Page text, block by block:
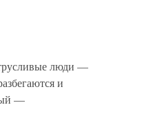
люди —
и
—